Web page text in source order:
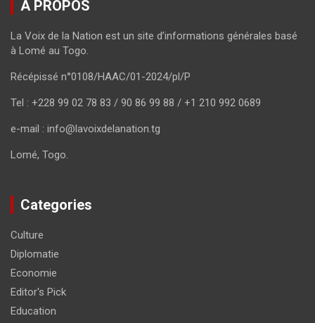
A PROPOS
La Voix de la Nation est un site d’informations générales basé
à Lomé au Togo.
Récépissé n°0108/HAAC/01-2024/pl/P
Tel : +228 99 02 78 83 / 90 86 99 88 / +1 210 992 0689
e-mail : info@lavoixdelanation.tg
Lomé, Togo.
Categories
Culture
Diplomatie
Economie
Editor's Pick
Education